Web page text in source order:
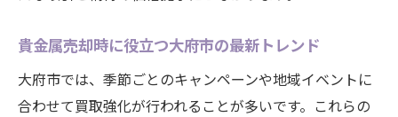
貴金属売却時に役立つ大府市の最新トレンド
大府市では、季節ごとのキャンペーンや地域イベントに
合わせて買取強化が行われることが多いです。これらの